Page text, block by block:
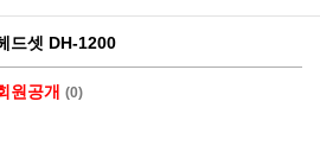
드셋 DH-1200
원공개 (0)